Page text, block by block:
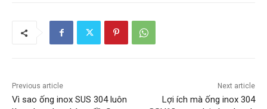
Previous article
Vì sao ống inox SUS 304 luôn
Next article
Lợi ích mà ống inox 304